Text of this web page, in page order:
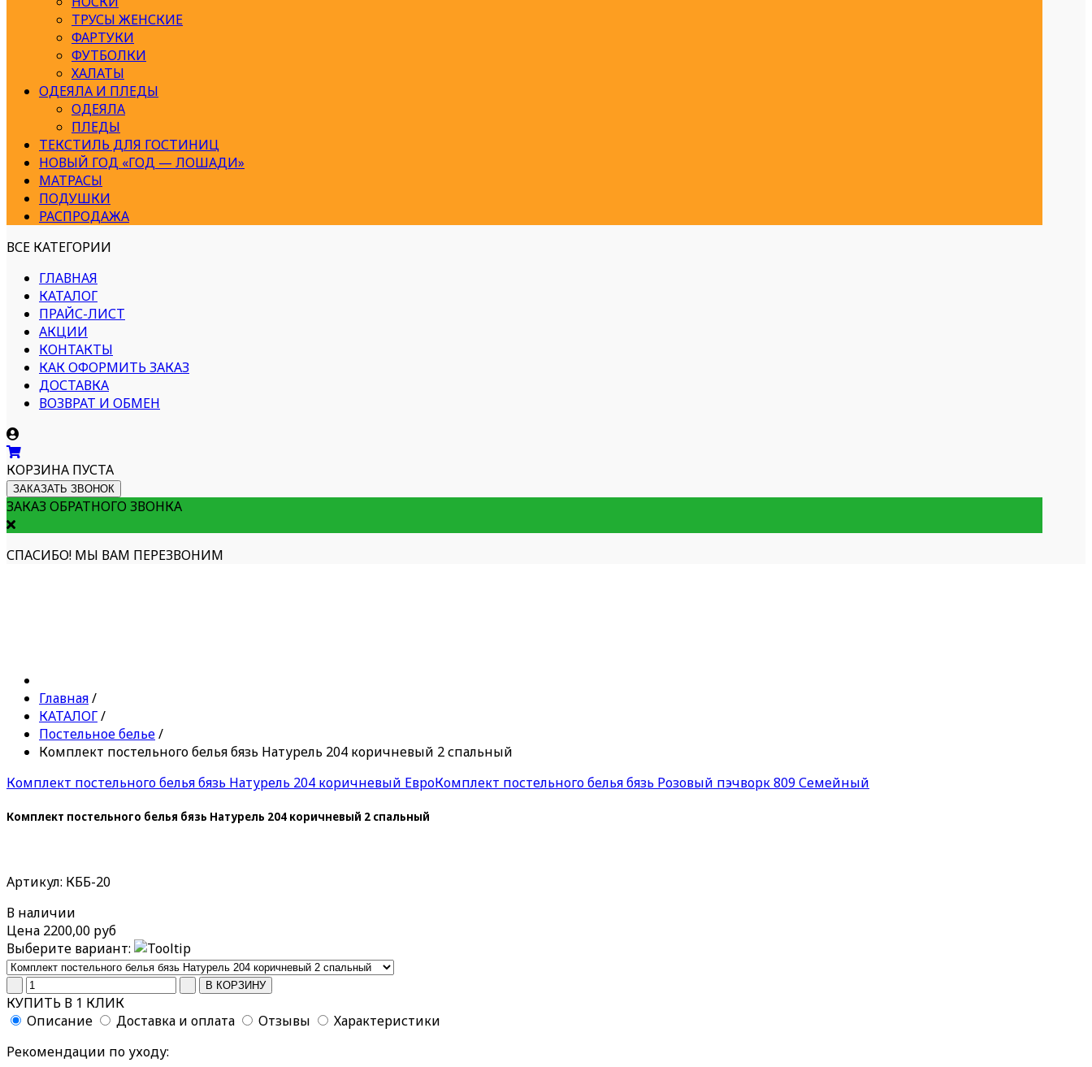
ТРУСЫ ЖЕНСКИЕ
ФАРТУКИ
ФУТБОЛКИ
ХАЛАТЫ
ОДЕЯЛА И ПЛЕДЫ
ОДЕЯЛА
ПЛЕДЫ
ТЕКСТИЛЬ ДЛЯ ГОСТИНИЦ
НОВЫЙ ГОД «ГОД — ЛОШАДИ»
МАТРАСЫ
ПОДУШКИ
РАСПРОДАЖА
ВСЕ КАТЕГОРИИ
ГЛАВНАЯ
КАТАЛОГ
ПРАЙС-ЛИСТ
АКЦИИ
КОНТАКТЫ
КАК ОФОРМИТЬ ЗАКАЗ
ДОСТАВКА
ВОЗВРАТ И ОБМЕН
КОРЗИНА ПУСТА
ЗАКАЗАТЬ ЗВОНОК
ЗАКАЗ ОБРАТНОГО ЗВОНКА
СПАСИБО! МЫ ВАМ ПЕРЕЗВОНИМ
Главная/
КАТАЛОГ/
Постельное белье/
Комплект постельного белья бязь Натурель 204 коричневый 2 спальный
Комплект постельного белья бязь Натурель 204 коричневый ЕвроКомплект постельного белья бязь Розовый пэчворк 809 Семейный
Комплект постельного белья бязь Натурель 204 коричневый 2 спальный
Артикул: КББ-20
В наличии
Цена 2200,00 руб
Выберите вариант:
КУПИТЬ В 1 КЛИК
Описание
Доставка и оплата Отзывы
Характеристики
Рекомендации по уходу: